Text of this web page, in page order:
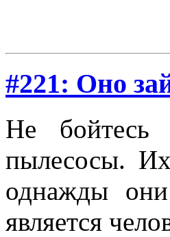
#221: Оно
Не бойтесь
пылесосы.
однажды
является